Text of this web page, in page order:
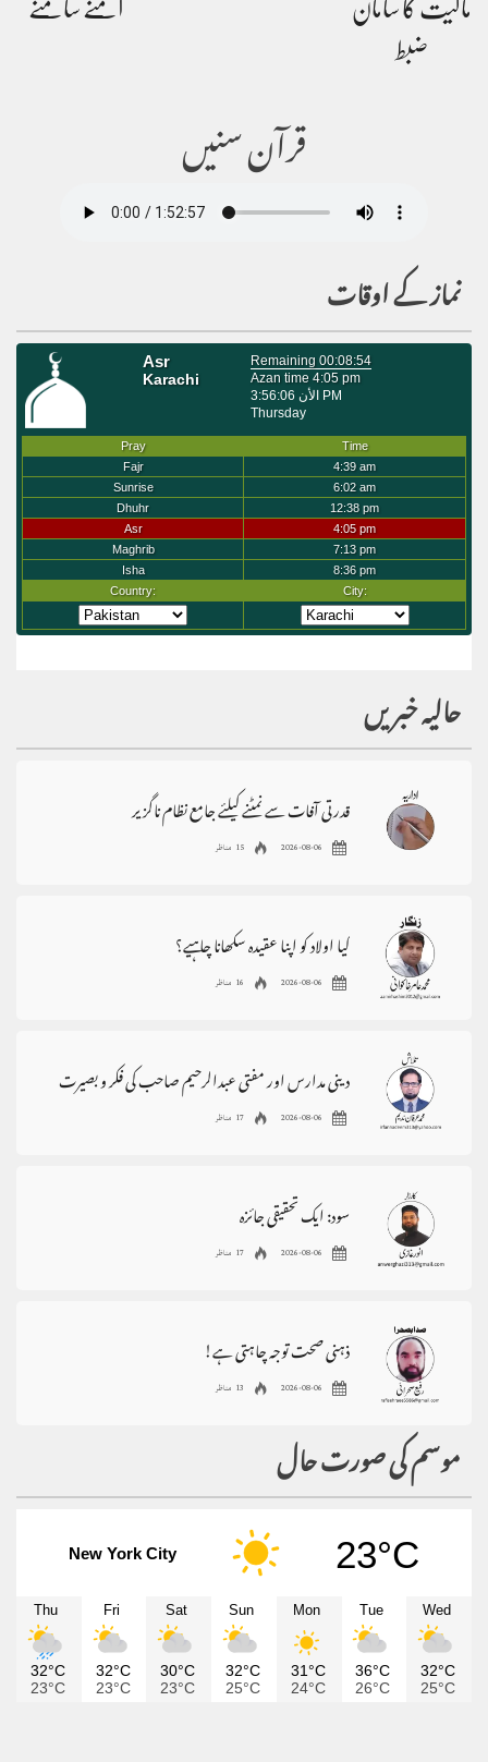
مالیت کا سامان
ضبط
آمنے سامنے
قرآن سنیں
نماز کے اوقات
حالیہ خبریں
قدرتی آفات سے نمٹنے کیلئے جامع نظام ناگزیر
2026-08-06 15 مناظر
کیا اولاد کو اپنا عقیدہ سکھانا چاہیے؟
2026-08-06 16 مناظر
دینی مدارس اور مفتی عبدالرحیم صاحب کی فکر و بصیرت
2026-08-06 17 مناظر
سود: ایک تحقیقی جائزہ
2026-08-06 17 مناظر
ذہنی صحت توجہ چاہتی ہے!
2026-08-06 13 مناظر
موسم کی صورت حال
New York City 23°C
Thu
32°C
23°C
Fri
32°C
23°C
Sat
30°C
23°C
Sun
32°C
25°C
Mon
31°C
24°C
Tue
36°C
26°C
Wed
32°C
25°C